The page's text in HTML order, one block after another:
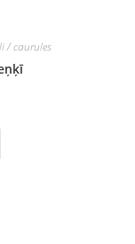
/ caurules